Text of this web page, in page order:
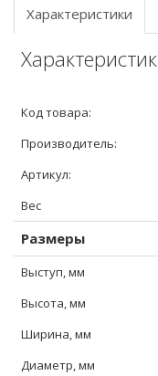
Характеристики
Код товара:
Производитель:
Артикул:
Вес
Размеры
Выступ, мм
Высота, мм
Ширина, мм
Диаметр, мм